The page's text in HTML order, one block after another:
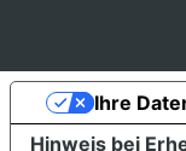
Hinweis bei
Ihre